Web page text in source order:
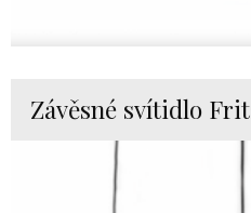
Závěsné svítidlo